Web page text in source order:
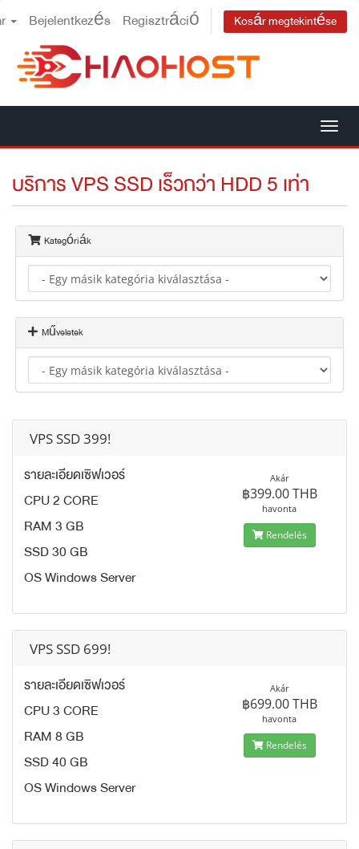
Bejelentkezés Regisztráció Kosár megtekintése
a
บริการ VPS SSD เร็วกว่า HDD 5 เท่า
Kategóriák
Műveletek
VPS SSD 399!
รายละเอียดเซิฟเวอร์
CPU 2 CORE
RAM 3 GB
SSD 30 GB
OS Windows Server
Akár
฿399.00 THB
havonta
Rendelés
VPS SSD 699!
รายละเอียดเซิฟเวอร์
CPU 3 CORE
RAM 8 GB
SSD 40 GB
OS Windows Server
Akár
฿699.00 THB
havonta
Rendelés